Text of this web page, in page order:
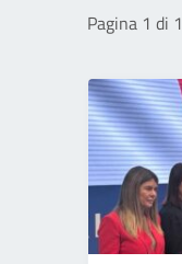
Pagina 1 di 1